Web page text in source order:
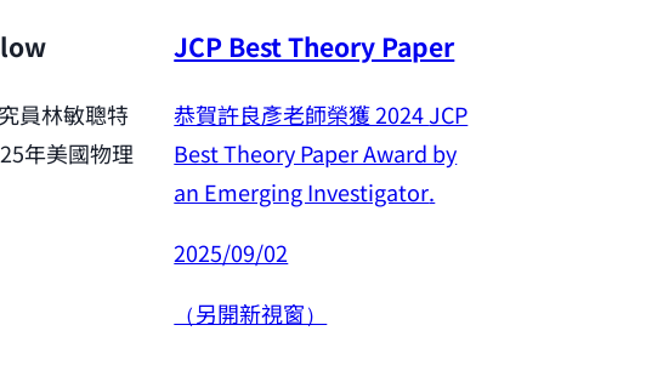
員林敏聰特
年美國物理
JCP Best Theory Paper
恭賀許良彥老師榮獲 2024JCP
Best Theory Paper Award by
an Emerging Investigator.
2025/09/02
（另開新視窗）